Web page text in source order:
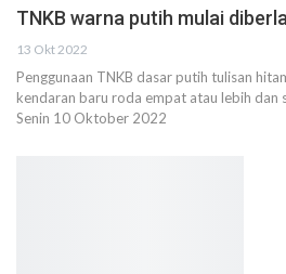
TNKB warna putih mulai
13 Okt 2022
Penggunaan TNKB dasar putih tulisan
kendaran baru roda empat atau lebih dan
Senin 10 Oktober 2022